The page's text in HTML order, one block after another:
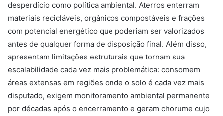
desperdício como política ambiental. Aterros enterram
materiais recicláveis, orgânicos compostáveis e frações
com potencial energético que poderiam ser valorizados
antes de qualquer forma de disposição final. Além disso,
apresentam limitações estruturais que tornam sua
escalabilidade cada vez mais problemática: consomem
áreas extensas em regiões onde o solo é cada vez mais
disputado, exigem monitoramento ambiental permanente
por décadas após o encerramento e geram chorume cujo